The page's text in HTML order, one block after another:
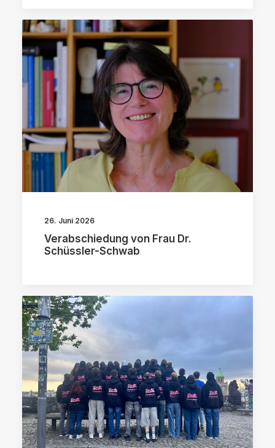
26. Juni 2026
Verabschiedung von Frau Dr.
Schüssler-Schwab